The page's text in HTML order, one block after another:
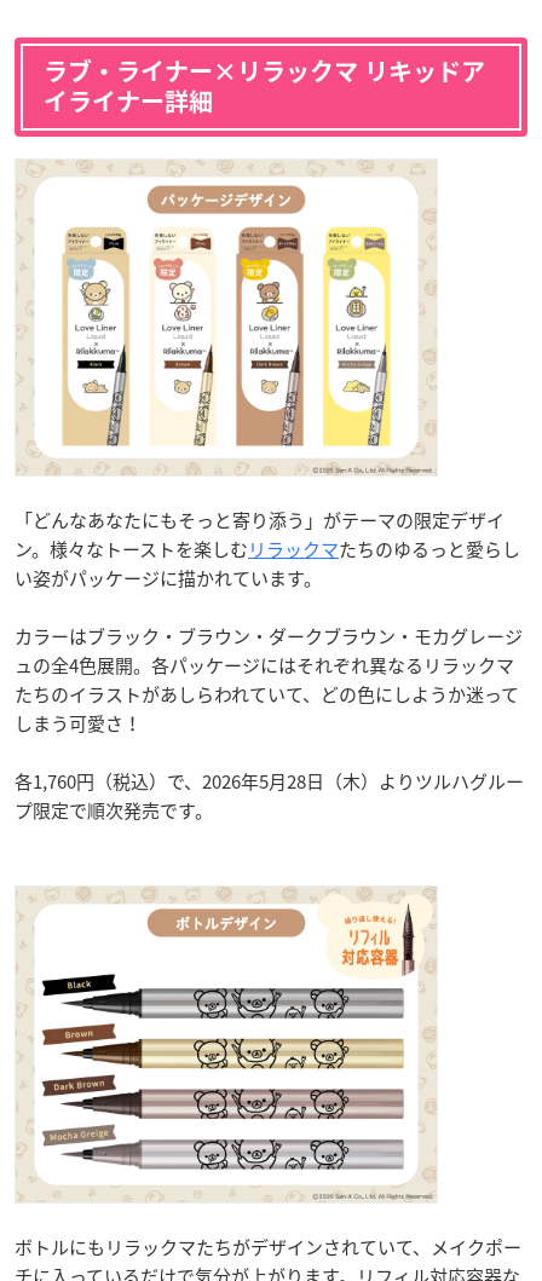
ラブ・ライナー×リラックマ リキッドア
イライナー詳細
「どんなあなたにもそっと寄り添う」がテーマの限定デザイ
ン。様々なトーストを楽しむリラックマたちのゆるっと愛らし
い姿がパッケージに描かれています。
カラーはブラック・ブラウン・ダークブラウン・モカグレージ
ュの全4色展開。各パッケージにはそれぞれ異なるリラックマ
たちのイラストがあしらわれていて、どの色にしようか迷って
しまう可愛さ！
各1,760円（税込）で、2026年5月28日（木）よりツルハグルー
プ限定で順次発売です。
ボトルにもリラックマたちがデザインされていて、メイクポー
チに入っているだけで気分が上がります。リフィル対応容器な